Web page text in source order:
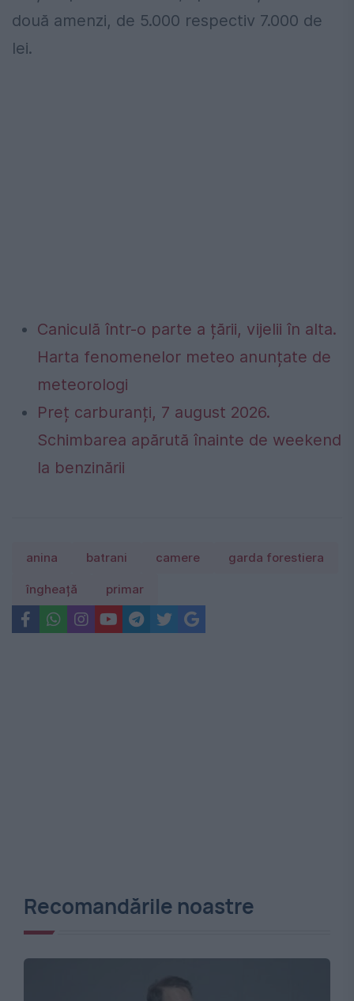
două amenzi, de 5.000 respectiv 7.000 de
lei.
Caniculă într-o parte a țării, vijelii în alta.
Harta fenomenelor meteo anunțate de
meteorologi
Preț carburanți, 7 august 2026.
Schimbarea apărută înainte de weekend
la benzinării
anina batrani camere garda forestiera
îngheață primar
Recomandările noastre